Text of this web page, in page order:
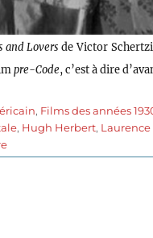
and Lovers de Victor
pre-Code, c’est à dire
, Films des années
, Hugh Herbert,
sur
Friends